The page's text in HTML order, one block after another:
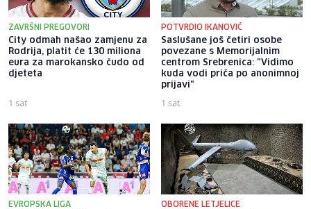
ZAVRŠNI PREGOVORI
City odmah našao zamjenu za
Rodrija, platit će 130 miliona
eura za marokansko čudo od
djeteta
1 sat
POTVRDIO IKANOVIĆ
Saslušane još četiri osobe
povezane s Memorijalnim
centrom Srebrenica: "Vidimo
kuda vodi priča po anonimnoj
prijavi"
1 sat
EVROPSKA LIGA OBORENE LETJELICE